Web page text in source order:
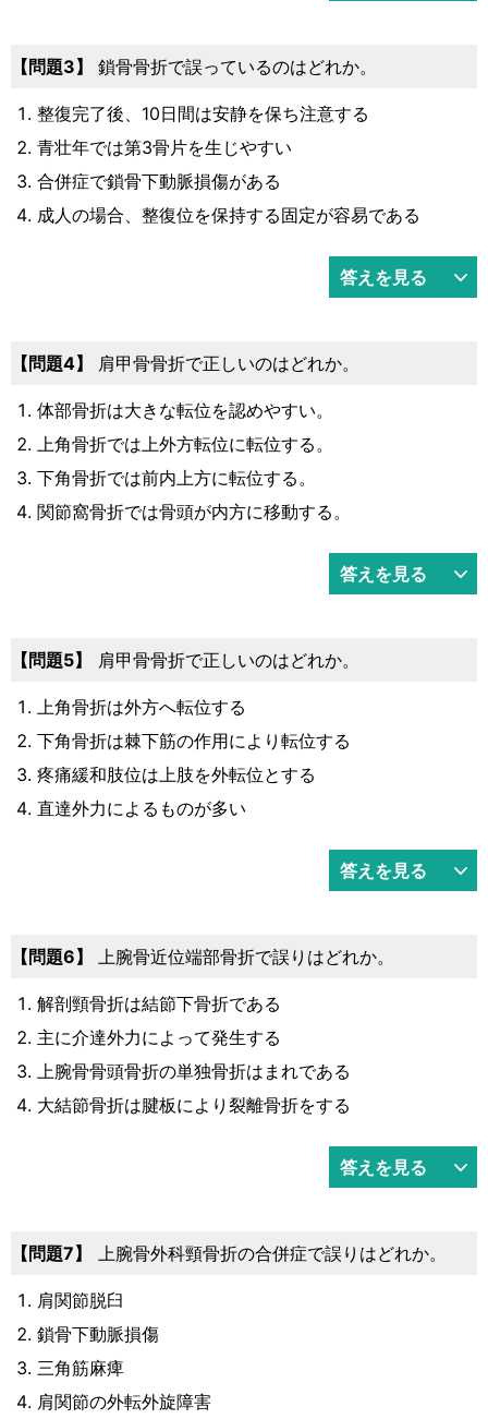
問題3 鎖骨骨折で誤っているのはどれか。
整復完了後、10日間は安静を保ち注意する
青壮年では第3骨片を生じやすい
合併症で鎖骨下動脈損傷がある
成人の場合、整復位を保持する固定が容易である
答えを見る
問題4 肩甲骨骨折で正しいのはどれか。
体部骨折は大きな転位を認めやすい。
上角骨折では上外方転位に転位する。
下角骨折では前内上方に転位する。
関節窩骨折では骨頭が内方に移動する。
答えを見る
問題5 肩甲骨骨折で正しいのはどれか。
上角骨折は外方へ転位する
下角骨折は棘下筋の作用により転位する
疼痛緩和肢位は上肢を外転位とする
直達外力によるものが多い
答えを見る
問題6 上腕骨近位端部骨折で誤りはどれか。
解剖頸骨折は結節下骨折である
主に介達外力によって発生する
上腕骨骨頭骨折の単独骨折はまれである
大結節骨折は腱板により裂離骨折をする
答えを見る
問題7 上腕骨外科頸骨折の合併症で誤りはどれか。
肩関節脱臼
鎖骨下動脈損傷
三角筋麻痺
肩関節の外転外旋障害